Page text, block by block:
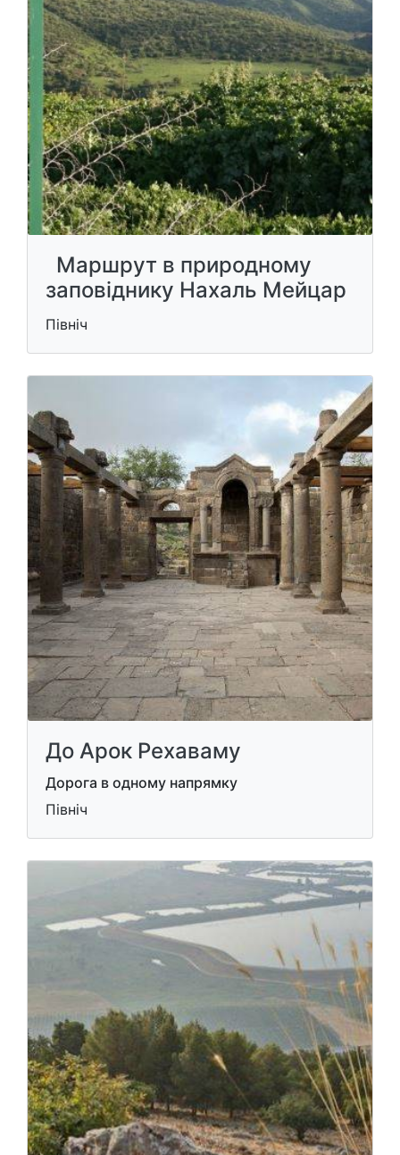
Маршрут в природному
заповіднику Нахаль Мейцар
Північ
До Арок Рехаваму
Дорога в одному напрямку
Північ